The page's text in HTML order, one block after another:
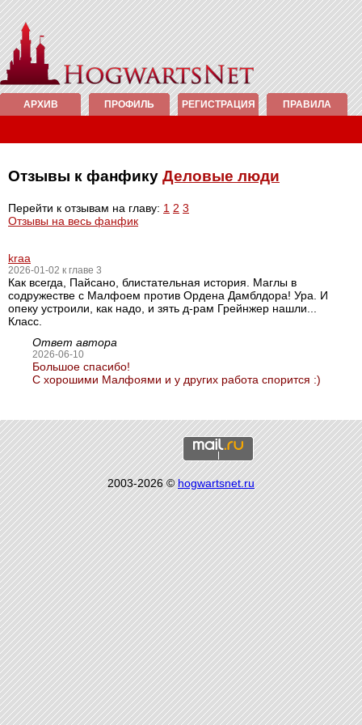
АРХИВ ПРОФИЛЬ РЕГИСТРАЦИЯ ПРАВИЛА
Отзывы к фанфику Деловые люди
Перейти к отзывам на главу: 1 2 3
Отзывы на весь фанфик
kraa
2026-01-02 к главе 3
Как всегда, Пайсано, блистательная история. Маглы в
содружестве с Малфоем против Ордена Дамблдора! Ура. И
опеку устроили, как надо, и зять д-рам Грейнжер нашли...
Класс.
Ответ автора
2026-06-10
Большое спасибо!
С хорошими Малфоями и у других работа спорится :)
2003-2026 ©hogwartsnet.ru